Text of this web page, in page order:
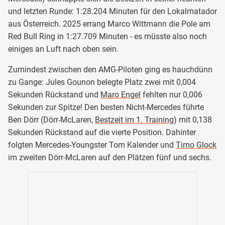
und letzten Runde: 1:28.204 Minuten für den Lokalmatador
aus Österreich. 2025 errang Marco Wittmann die Pole am
Red Bull Ring in 1:27.709 Minuten - es müsste also noch
einiges an Luft nach oben sein.
Zumindest zwischen den AMG-Piloten ging es hauchdünn
zu Gange: Jules Gounon belegte Platz zwei mit 0,004
Sekunden Rückstand und Maro Engel fehlten nur 0,006
Sekunden zur Spitze! Den besten Nicht-Mercedes führte
Ben Dörr (Dörr-McLaren, Bestzeit im 1. Training) mit 0,138
Sekunden Rückstand auf die vierte Position. Dahinter
folgten Mercedes-Youngster Tom Kalender und Timo Glock
im zweiten Dörr-McLaren auf den Plätzen fünf und sechs.